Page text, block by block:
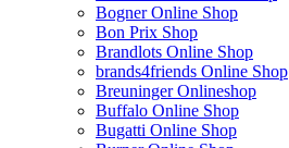
Bogner Online Shop
Bon Prix Shop
Brandlots Online Shop
brands4friends Online Shop
Breuninger Onlineshop
Buffalo Online Shop
Bugatti Online Shop